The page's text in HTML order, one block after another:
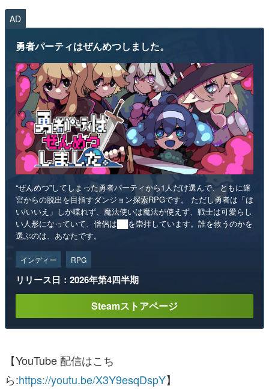
AD
勇者パーティはぜんめつしました。
“ぜんめつ”してしまった勇者パーティから1人だけ選んで、ともに迷
宮からの脱出を目指すダンジョン探索RPGです。 ただし勇者は「は
い/いいえ」しか喋れず、魔法使いは魔法が使えず、戦士は可愛らし
い人形になっていて、僧侶は██を崇拝しています。誰を救うのかを
選ぶのは、あなたです。
インディー RPG
リリース日：2026年第4四半期
Steamストアページ
【YouTube 配信はこち
ら:https://youtu.be/X3Y9esqDspY】